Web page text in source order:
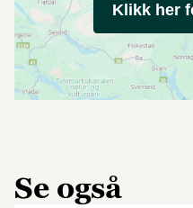
Klikk her
Se også